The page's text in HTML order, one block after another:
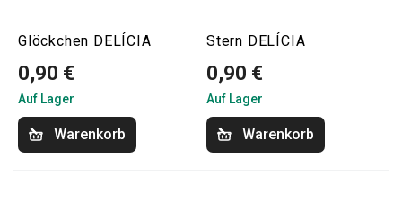
Glöckchen DELÍCIA
0,90 €
Auf Lager
Warenkorb
Stern DELÍCIA
0,90 €
Auf Lager
Warenkorb